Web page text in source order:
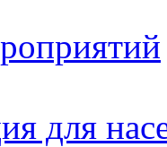
для